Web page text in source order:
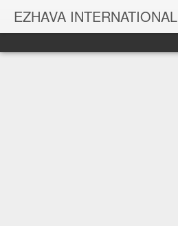
EZHAVA INTERNATIONAL